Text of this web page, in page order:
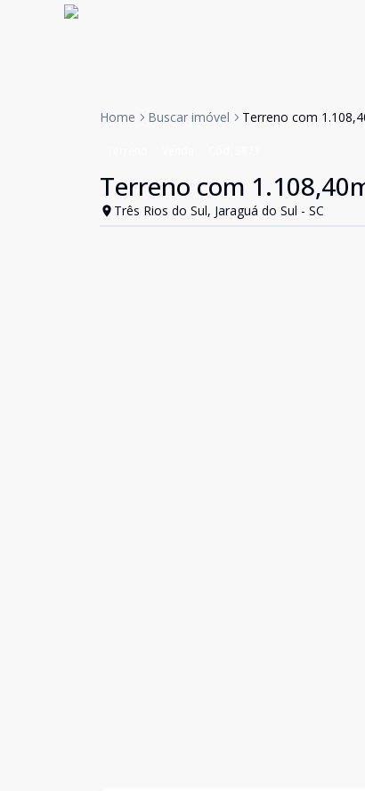
Home Buscar imóvel Terreno com
Terreno com
Três Rios do Sul, Jaraguá do Sul - SC